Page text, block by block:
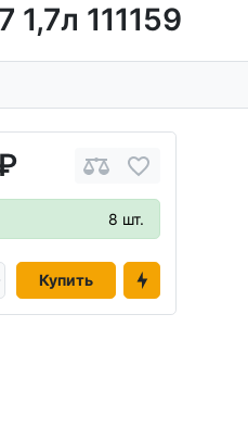
111159
8 шт.
Купить